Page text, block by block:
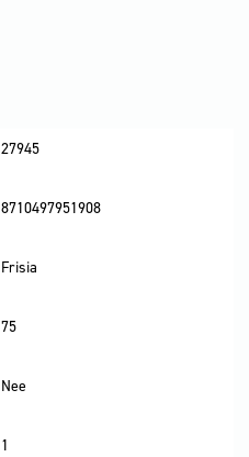
27945
8710497951908
Frisia
75
Nee
1